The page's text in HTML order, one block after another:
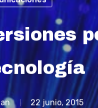
22 junio, 2015